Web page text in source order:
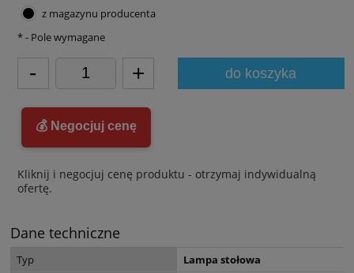
z magazynu producenta
- + do koszyka
*- Pole wymagane
💰 Negocjuj cenę
Kliknij i negocjuj cenę produktu - otrzymaj indywidualną
ofertę.
Dane techniczne
Typ
Lampa stołowa